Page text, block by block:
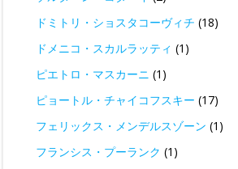
ドミトリ・ショスタコーヴィチ (18)
ドメニコ・スカルラッティ (1)
ピエトロ・マスカーニ (1)
ピョートル・チャイコフスキー (17)
フェリックス・メンデルスゾーン (1)
フランシス・プーランク (1)